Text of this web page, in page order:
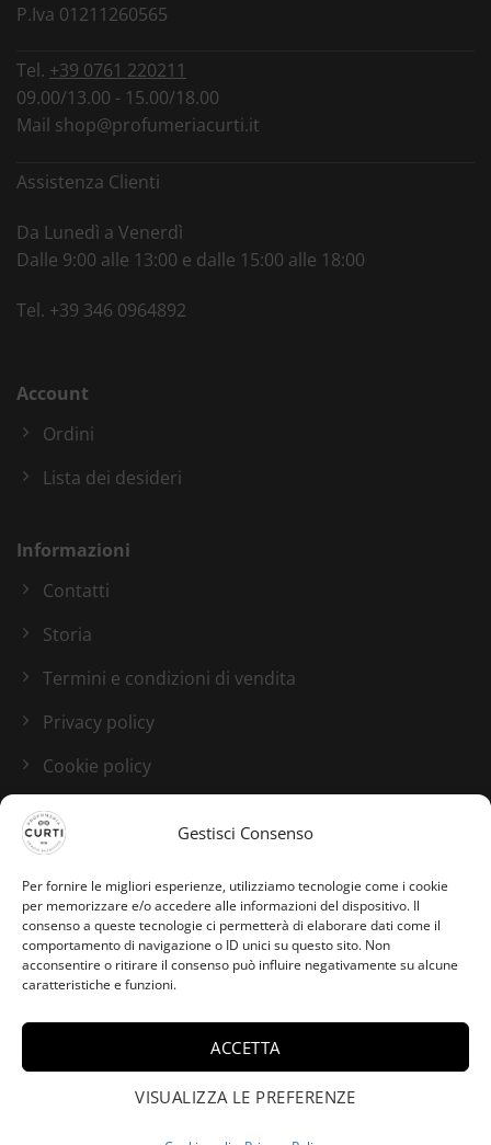
Gestisci Consenso
Per fornire le migliori esperienze, utilizziamo tecnologie come i cookie
per memorizzare e/o accedere alle informazioni del dispositivo. Il
consenso a queste tecnologie ci permetterà di elaborare dati come il
comportamento di navigazione o ID unici su questo sito. Non
acconsentire o ritirare il consenso può influire negativamente su alcune
caratteristiche e funzioni.
ACCETTA
VISUALIZZA LE PREFERENZE
P.Iva 01211260565
Tel. +39 0761 220211
09.00/13.00 - 15.00/18.00
Mail shop@profumeriacurti.it
Assistenza Clienti
Da Lunedì a Venerdì
Dalle 9:00 alle 13:00 e dalle 15:00 alle 18:00
Tel. +39 346 0964892
Account
Ordini
Lista dei desideri
Informazioni
Contatti
Storia
Termini e condizioni di vendita
Privacy policy
Cookie policy
Blog
I nostri canali social
acquistato Skincare gift
set-The Hydrate &amp;
×